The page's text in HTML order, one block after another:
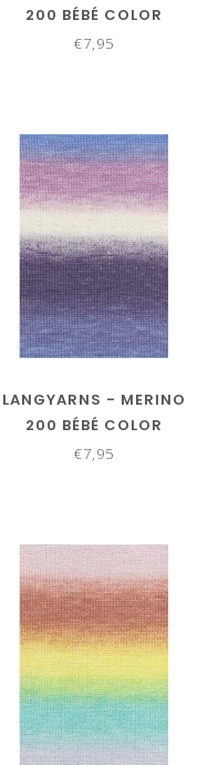
200 BÉBÉ COLOR
155.0453
€7,95
LANGYARNS - MERINO
200 BÉBÉ COLOR
155.0550
€7,95